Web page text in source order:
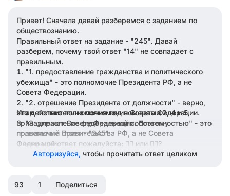
Привет! Сначала давай разберемся с заданием по
обществознанию.
Правильный ответ на задание - "245". Давай
разберем, почему твой ответ "14" не совпадает с
правильным.
"1. предоставление гражданства и политического
убежища" - это полномочие Президента РФ, а не
Совета Федерации.
"2. отрешение Президента от должности" - верно,
это действительно полномочие Совета Федерации.
"3. управление федеральной собственностью" - это
полномочие Правительства РФ, а не Совета
Федерации.
"4. назначение Председателя Счетной палаты" и "5.
Федерации.
Итак, только полномочия под номерами 2, 4 и 5
принадлежат Совету Федерации. Поэтому
правильный ответ - "245".
Оцени мой ответ пожалуйста: 👍🏻 или 👎🏻?
Авторизуйся, чтобы прочитать ответ целиком
93 1 Поделиться